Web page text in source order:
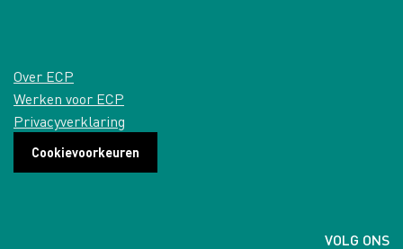
Over ECP
Werken voor ECP
Privacyverklaring
Cookievoorkeuren
VOLG ONS